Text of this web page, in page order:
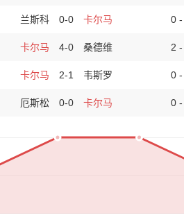
兰斯科 0-0 卡尔马 0
卡尔马 4-0 桑德维 2
卡尔马 2-1 韦斯罗 0 -
厄斯松 0-0 卡尔马 0